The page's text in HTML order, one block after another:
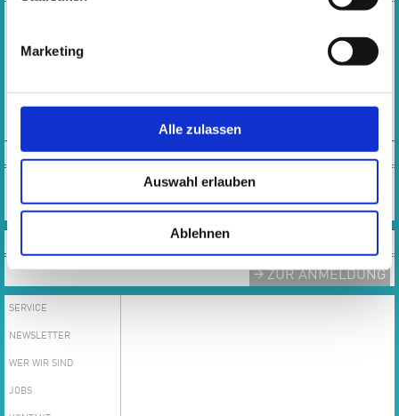
Marketing
Alle zulassen
Auswahl erlauben
Ablehnen
10:00 - 13:00 Uhr
Tel.: 0 61 42 - 83 26 43
TEAM
Das gesamte Team der Musikschule
MEHR
ZUR ANMELDUNG
SERVICE
NEWSLETTER
WER WIR SIND
JOBS